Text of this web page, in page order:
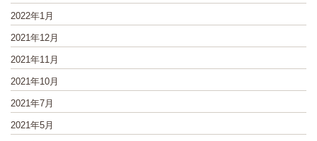
2022年1月
2021年12月
2021年11月
2021年10月
2021年7月
2021年5月